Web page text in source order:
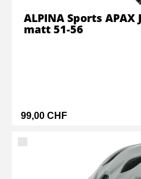
99,00 CHF
ALPINA Sports APAX
matt 51-56